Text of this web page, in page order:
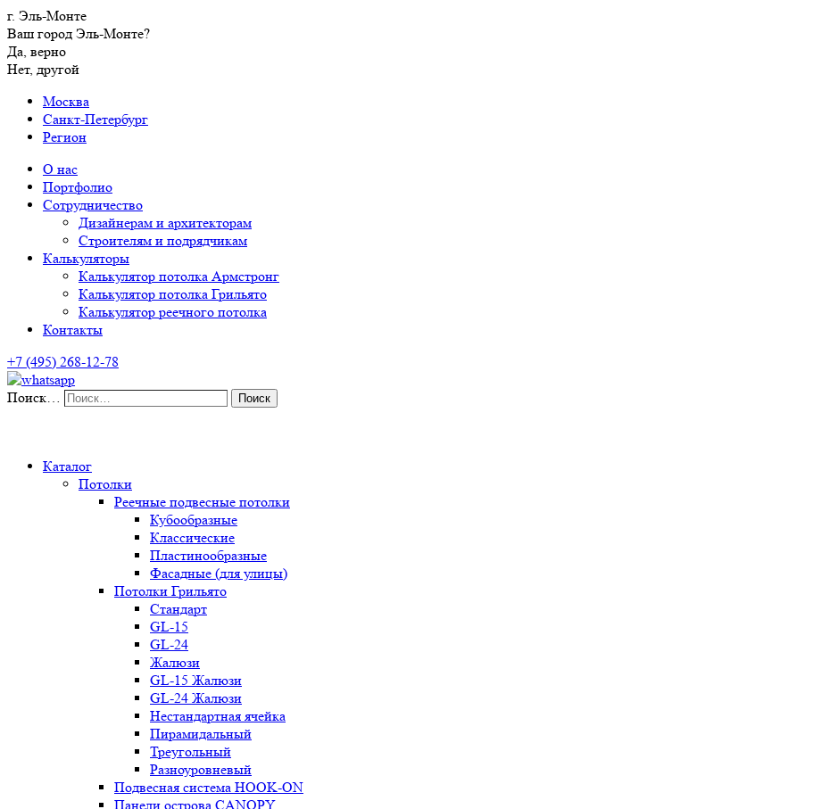
г. Эль-Монте
Ваш город Эль-Монте?
Да, верно
Нет, другой
Москва
Санкт-Петербург
Регион
О нас
Портфолио
Сотрудничество
Дизайнерам и архитекторам
Строителям и подрядчикам
Калькуляторы
Калькулятор потолка Армстронг
Калькулятор потолка Грильято
Калькулятор реечного потолка
Контакты
+7 (495) 268-12-78
Поиск… Поиск
Каталог
Потолки
Реечные подвесные потолки
Кубообразные
Классические
Пластинообразные
Фасадные (для улицы)
Потолки Грильято
Стандарт
GL-15
GL-24
Жалюзи
GL-15 Жалюзи
GL-24 Жалюзи
Нестандартная ячейка
Пирамидальный
Треугольный
Разноуровневый
Подвесная система HOOK-ON
Панели острова CANOPY